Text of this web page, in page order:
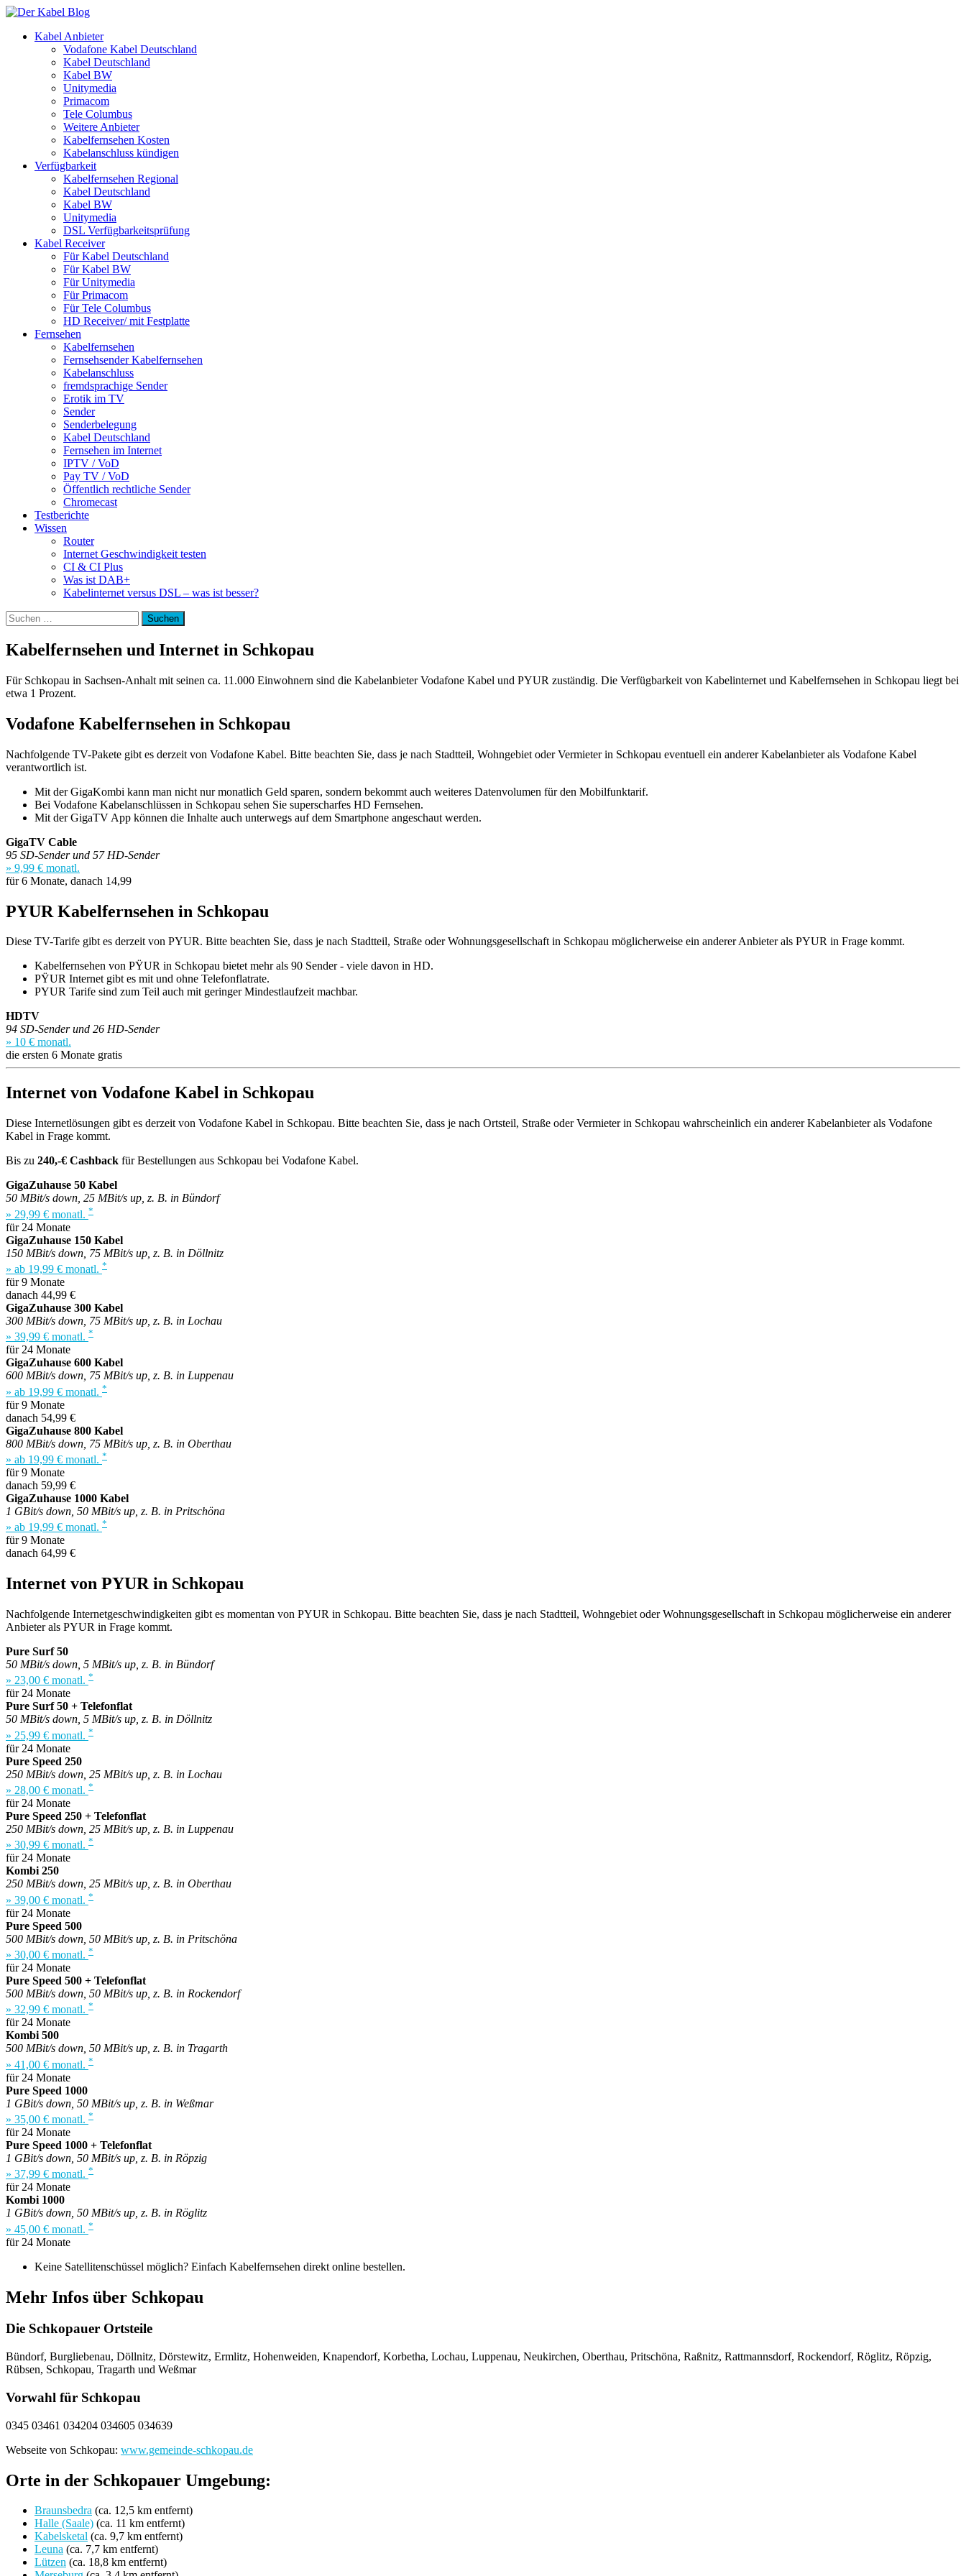
Kabel Anbieter
Vodafone Kabel Deutschland
Kabel Deutschland
Kabel BW
Unitymedia
Primacom
Tele Columbus
Weitere Anbieter
Kabelfernsehen Kosten
Kabelanschluss kündigen
Verfügbarkeit
Kabelfernsehen Regional
Kabel Deutschland
Kabel BW
Unitymedia
DSL Verfügbarkeitsprüfung
Kabel Receiver
Für Kabel Deutschland
Für Kabel BW
Für Unitymedia
Für Primacom
Für Tele Columbus
HD Receiver/ mit Festplatte
Fernsehen
Kabelfernsehen
Fernsehsender Kabelfernsehen
Kabelanschluss
fremdsprachige Sender
Erotik im TV
Sender
Senderbelegung
Kabel Deutschland
Fernsehen im Internet
IPTV / VoD
Pay TV / VoD
Öffentlich rechtliche Sender
Chromecast
Testberichte
Wissen
Router
Internet Geschwindigkeit testen
CI & CI Plus
Was ist DAB+
Kabelinternet versus DSL – was ist besser?
Suchen
nach:
Kabelfernsehen und Internet in Schkopau
Für Schkopau in Sachsen-Anhalt mit seinen ca. 11.000 Einwohnern sind die Kabelanbieter Vodafone Kabel und PYUR zuständig. Die Verfügbarkeit von Kabelinternet und Kabelfernsehen in Schkopau liegt bei
etwa 1 Prozent.
Vodafone Kabelfernsehen in Schkopau
Nachfolgende TV-Pakete gibt es derzeit von Vodafone Kabel. Bitte beachten Sie, dass je nach Stadtteil, Wohngebiet oder Vermieter in Schkopau eventuell ein anderer Kabelanbieter als Vodafone Kabel
verantwortlich ist.
Mit der GigaKombi kann man nicht nur monatlich Geld sparen, sondern bekommt auch weiteres Datenvolumen für den Mobilfunktarif.
Bei Vodafone Kabelanschlüssen in Schkopau sehen Sie superscharfes HD Fernsehen.
Mit der GigaTV App können die Inhalte auch unterwegs auf dem Smartphone angeschaut werden.
GigaTV Cable
95 SD-Sender und 57 HD-Sender
» 9,99 € monatl.
für 6 Monate, danach 14,99
PYUR Kabelfernsehen in Schkopau
Diese TV-Tarife gibt es derzeit von PYUR. Bitte beachten Sie, dass je nach Stadtteil, Straße oder Wohnungsgesellschaft in Schkopau möglicherweise ein anderer Anbieter als PYUR in Frage kommt.
Kabelfernsehen von PŸUR in Schkopau bietet mehr als 90 Sender - viele davon in HD.
PŸUR Internet gibt es mit und ohne Telefonflatrate.
PYUR Tarife sind zum Teil auch mit geringer Mindestlaufzeit machbar.
HDTV
94 SD-Sender und 26 HD-Sender
» 10 € monatl.
die ersten 6 Monate gratis
Internet von Vodafone Kabel in Schkopau
Diese Internetlösungen gibt es derzeit von Vodafone Kabel in Schkopau. Bitte beachten Sie, dass je nach Ortsteil, Straße oder Vermieter in Schkopau wahrscheinlich ein anderer Kabelanbieter als Vodafone
Kabel in Frage kommt.
Bis zu 240,-€ Cashback für Bestellungen aus Schkopau bei Vodafone Kabel.
GigaZuhause 50 Kabel
50 MBit/s down, 25 MBit/s up, z. B. in Bündorf
» 29,99 € monatl. *
für 24 Monate
GigaZuhause 150 Kabel
150 MBit/s down, 75 MBit/s up, z. B. in Döllnitz
» ab 19,99 € monatl. *
für 9 Monate
danach 44,99 €
GigaZuhause 300 Kabel
300 MBit/s down, 75 MBit/s up, z. B. in Lochau
» 39,99 € monatl. *
für 24 Monate
GigaZuhause 600 Kabel
600 MBit/s down, 75 MBit/s up, z. B. in Luppenau
» ab 19,99 € monatl. *
für 9 Monate
danach 54,99 €
GigaZuhause 800 Kabel
800 MBit/s down, 75 MBit/s up, z. B. in Oberthau
» ab 19,99 € monatl. *
für 9 Monate
danach 59,99 €
GigaZuhause 1000 Kabel
1 GBit/s down, 50 MBit/s up, z. B. in Pritschöna
» ab 19,99 € monatl. *
für 9 Monate
danach 64,99 €
Internet von PYUR in Schkopau
Nachfolgende Internetgeschwindigkeiten gibt es momentan von PYUR in Schkopau. Bitte beachten Sie, dass je nach Stadtteil, Wohngebiet oder Wohnungsgesellschaft in Schkopau möglicherweise ein anderer
Anbieter als PYUR in Frage kommt.
Pure Surf 50
50 MBit/s down, 5 MBit/s up, z. B. in Bündorf
» 23,00 € monatl. *
für 24 Monate
Pure Surf 50 + Telefonflat
50 MBit/s down, 5 MBit/s up, z. B. in Döllnitz
» 25,99 € monatl. *
für 24 Monate
Pure Speed 250
250 MBit/s down, 25 MBit/s up, z. B. in Lochau
» 28,00 € monatl. *
für 24 Monate
Pure Speed 250 + Telefonflat
250 MBit/s down, 25 MBit/s up, z. B. in Luppenau
» 30,99 € monatl. *
für 24 Monate
Kombi 250
250 MBit/s down, 25 MBit/s up, z. B. in Oberthau
» 39,00 € monatl. *
für 24 Monate
Pure Speed 500
500 MBit/s down, 50 MBit/s up, z. B. in Pritschöna
» 30,00 € monatl. *
für 24 Monate
Pure Speed 500 + Telefonflat
500 MBit/s down, 50 MBit/s up, z. B. in Rockendorf
» 32,99 € monatl. *
für 24 Monate
Kombi 500
500 MBit/s down, 50 MBit/s up, z. B. in Tragarth
» 41,00 € monatl. *
für 24 Monate
Pure Speed 1000
1 GBit/s down, 50 MBit/s up, z. B. in Weßmar
» 35,00 € monatl. *
für 24 Monate
Pure Speed 1000 + Telefonflat
1 GBit/s down, 50 MBit/s up, z. B. in Röpzig
» 37,99 € monatl. *
für 24 Monate
Kombi 1000
1 GBit/s down, 50 MBit/s up, z. B. in Röglitz
» 45,00 € monatl. *
für 24 Monate
Keine Satellitenschüssel möglich? Einfach Kabelfernsehen direkt online bestellen.
Mehr Infos über Schkopau
Die Schkopauer Ortsteile
Bündorf, Burgliebenau, Döllnitz, Dörstewitz, Ermlitz, Hohenweiden, Knapendorf, Korbetha, Lochau, Luppenau, Neukirchen, Oberthau, Pritschöna, Raßnitz, Rattmannsdorf, Rockendorf, Röglitz, Röpzig,
Rübsen, Schkopau, Tragarth und Weßmar
Vorwahl für Schkopau
0345 03461 034204 034605 034639
Webseite von Schkopau: www.gemeinde-schkopau.de
Orte in der Schkopauer Umgebung:
Braunsbedra (ca. 12,5 km entfernt)
Halle (Saale) (ca. 11 km entfernt)
Kabelsketal (ca. 9,7 km entfernt)
Leuna (ca. 7,7 km entfernt)
Lützen (ca. 18,8 km entfernt)